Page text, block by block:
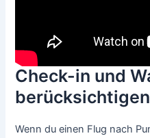
Check-in und
berücksichtigen
Wenn du einen Flug nach